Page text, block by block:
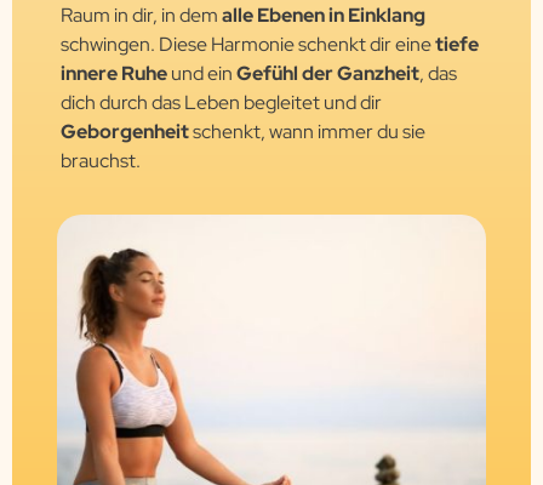
Raum in dir, in demalle Ebenen in Einklang
schwingen. Diese Harmonie schenkt dir einetiefe
innere Ruheund einGefühl der Ganzheit, das
dich durch das Leben begleitet und dir
Geborgenheitschenkt, wann immer du sie
brauchst.